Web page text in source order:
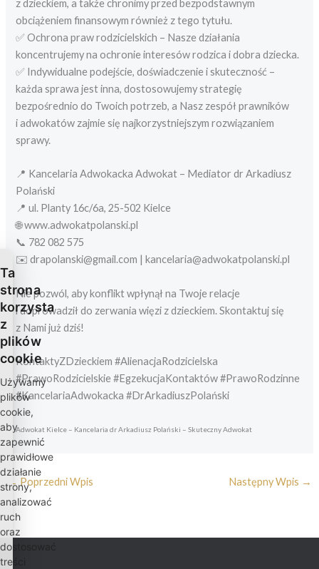
z dzieckiem, a także chronimy przed bezpodstawnym
obciążeniem finansowym również z tego tytułu.
✅ Ochrona praw rodzicielskich – Nasze działania
koncentrujemy na ochronie interesów rodzica i dobra dziecka.
✅ Indywidualne podejście, doświadczenie i skuteczność –
każda sprawa jest inna, dostosowujemy strategię
bezpośrednio do Twoich potrzeb, a Nasz zespół prawników
i adwokatów zajmie się najkorzystniejszym rozwiązaniem
sprawy.
📍 Kancelaria Adwokacka Adwokat – Mediator dr Arkadiusz
Polański
📍 ul. Planty 16c/6a, 25-502 Kielce
🌐 www.adwokatpolanski.pl
📞 782 082 575
✉️ drapolanski@gmail.com | kancelaria@adwokatpolanski.pl
Nie pozwól, aby konflikt wpłynął na Twoje relacje
i doprowadził do zerwania więzi z dzieckiem. Skontaktuj się
z Nami już dziś!
KontaktyZDzieckiem #AlienacjaRodzicielska
#PrawoRodzicielskie #EgzekucjaKontaktów #PrawoRodzinne
#KancelariaAdwokacka #DrArkadiuszPolański
Adwokat Kielce – Kancelaria dr Arkadiusz Polański – Skuteczny Adwokat
← Poprzedni Wpis Następny Wpis →
Ta
strona
korzysta
z
plików
cookie
Używamy
plików
cookie,
aby
zapewnić
prawidłowe
działanie
strony,
analizować
ruch
oraz
dostosować
treści